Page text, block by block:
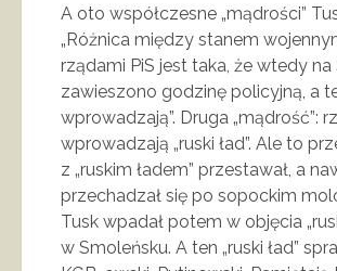
A oto współczesne „mądrości”
„Różnica między stanem
rządami PiS jest taka, że wtedy
zawieszono godzinę policyjną, a
wprowadzają”. Druga „mądrość”:
wprowadzają „ruski ład”. Ale to
z „ruskim ładem” przestawał, a
przechadzał się po sopockim
Tusk wpadał potem w objęcia
w Smoleńsku. A ten „ruski ład”